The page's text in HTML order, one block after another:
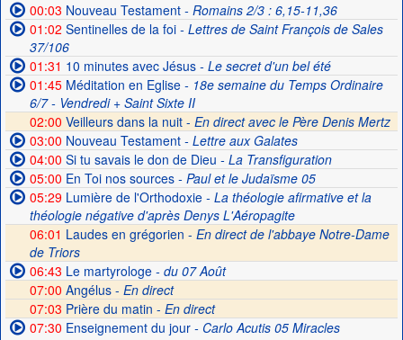
00:03 Nouveau Testament- Romains 2/3 : 6,15-11,36
01:02 Sentinelles de la foi- Lettres de Saint François de Sales
37/106
01:31 10 minutes avec Jésus- Le secret d'un bel été
01:45Méditation en Eglise- 18e semaine du Temps Ordinaire
6/7 - Vendredi + Saint Sixte II
02:00 Veilleurs dans la nuit - En direct avec le Père Denis Mertz
03:00 Nouveau Testament- Lettre aux Galates
04:00 Si tu savais le don de Dieu - La Transfiguration
05:00 En Toi nos sources- Paul et le Judaïsme 05
05:29Lumière de l'Orthodoxie- La théologie afirmative et la
théologie négative d'après Denys L'Aéropagite
06:01 Laudes en grégorien - En direct de l'abbaye Notre-Dame
de Triors
06:43 Le martyrologe- du 07 Août
07:00 Angélus - En direct
07:03 Prière du matin - En direct
07:30 Enseignement du jour- Carlo Acutis 05 Miracles